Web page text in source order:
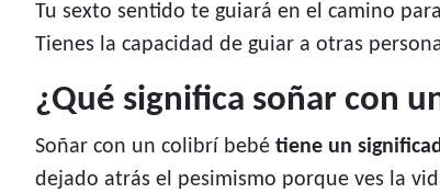
Tu sexto sentido te guiará en el camino
Tienes la capacidad de guiar a otras
¿Qué significa soñar con
Soñar con un colibrí bebé tiene un
dejado atrás el pesimismo porque ves la